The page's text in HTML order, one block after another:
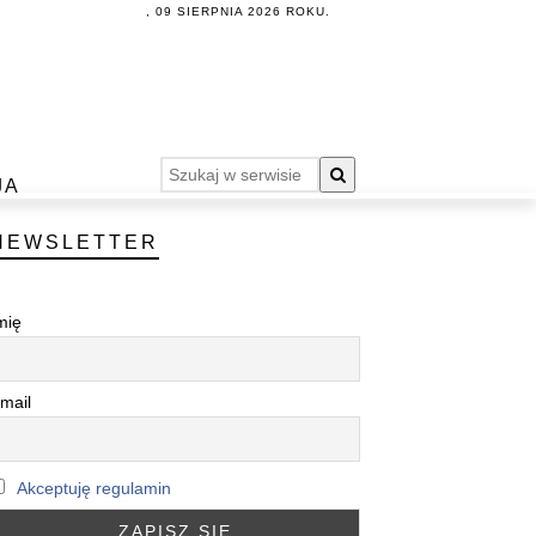
, 09 SIERPNIA 2026 ROKU.
Akceptuję regulamin